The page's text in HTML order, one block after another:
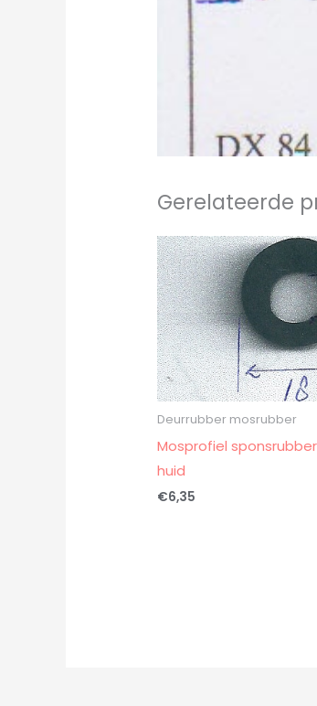
Gerelateerde
Deurrubber mosrubber
Mosprofiel
huid
€6,35